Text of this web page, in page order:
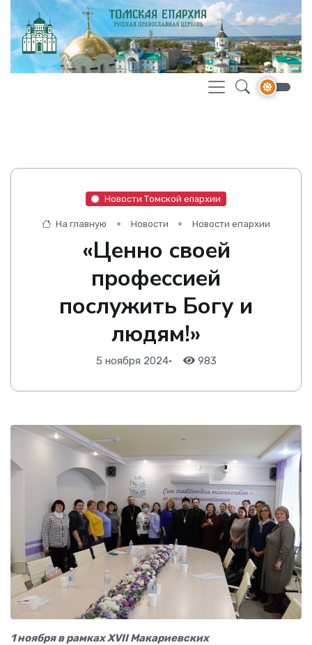
Новости Томской епархии
На главную Новости Новости епархии
«Ценно своей
профессией
послужить Богу и
людям!»
5 ноября 2024• 983
1 ноября в рамках ХVII Макариевских